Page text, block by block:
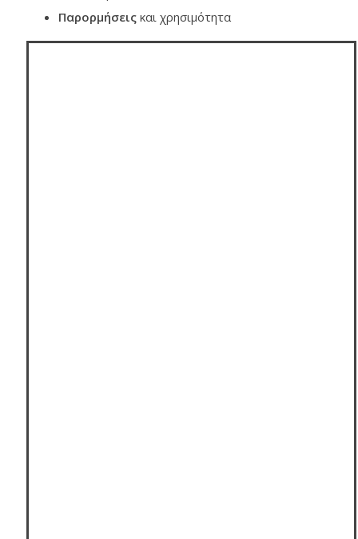
Παρορμήσεις και χρησιμότητα